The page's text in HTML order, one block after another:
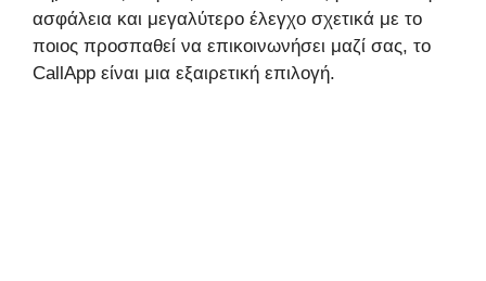
ασφάλεια και μεγαλύτερο έλεγχο σχετικά με το
ποιος προσπαθεί να επικοινωνήσει μαζί σας, το
CallApp είναι μια εξαιρετική επιλογή.